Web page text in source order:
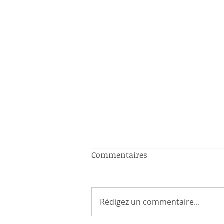
Commentaires
Rédigez un commentaire...